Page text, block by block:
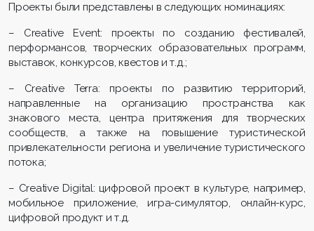
Проекты были представлены в следующих номинациях:
– Creative Event: проекты по созданию фестивалей,
перформансов, творческих образовательных программ,
выставок, конкурсов, квестов и т.д.;
– Creative Terra: проекты по развитию территорий,
направленные на организацию пространства как
знакового места, центра притяжения для творческих
сообществ, а также на повышение туристической
привлекательности региона и увеличение туристического
потока;
– Creative Digital: цифровой проект в культуре, например,
мобильное приложение, игра-симулятор, онлайн-курс,
цифровой продукт и т.д.